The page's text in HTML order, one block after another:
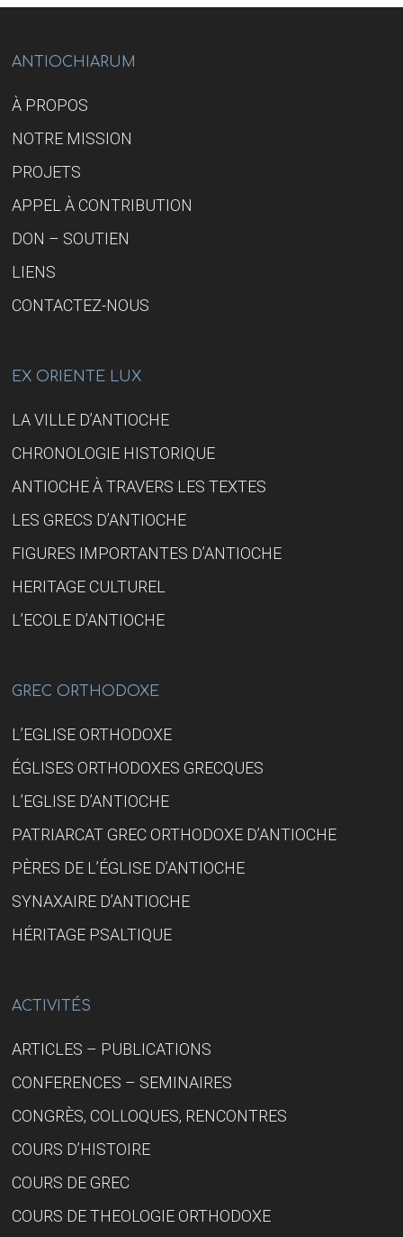
:
JUSTE
DE
ANTIOCHIARUM
À PROPOS
NOTRE MISSION
PROJETS
APPEL À CONTRIBUTION
DON – SOUTIEN
LIENS
CONTACTEZ-NOUS
EX ORIENTE LUX
LA VILLE D’ANTIOCHE
CHRONOLOGIE HISTORIQUE
ANTIOCHE À TRAVERS LES TEXTES
LES GRECS D’ANTIOCHE
FIGURES IMPORTANTES D’ANTIOCHE
HERITAGE CULTUREL
L’ECOLE D’ANTIOCHE
GREC ORTHODOXE
L’EGLISE ORTHODOXE
ÉGLISES ORTHODOXES GRECQUES
L’EGLISE D’ANTIOCHE
PATRIARCAT GREC ORTHODOXE D’ANTIOCHE
PÈRES DE L’ÉGLISE D’ANTIOCHE
SYNAXAIRE D’ANTIOCHE
HÉRITAGE PSALTIQUE
ACTIVITÉS
ARTICLES – PUBLICATIONS
CONFERENCES – SEMINAIRES
CONGRÈS, COLLOQUES, RENCONTRES
COURS D’HISTOIRE
COURS DE GREC
COURS DE THEOLOGIE ORTHODOXE